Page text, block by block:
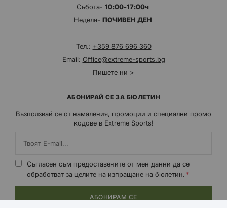
Събота- 10:00-17:00ч
Неделя- ПОЧИВЕН ДЕН
Тел.: +359 876 696 360
Email: Office@extreme-sports.bg
Пишете ни >
АБОНИРАЙ СЕ ЗА БЮЛЕТИН
Възползвай се от намаления, промоции и специални промо
кодове в Extreme Sports!
Съгласен съм предоставените от мен данни да се
обработват за целите на изпращане на бюлетин.
АБОНИРАМ СЕ